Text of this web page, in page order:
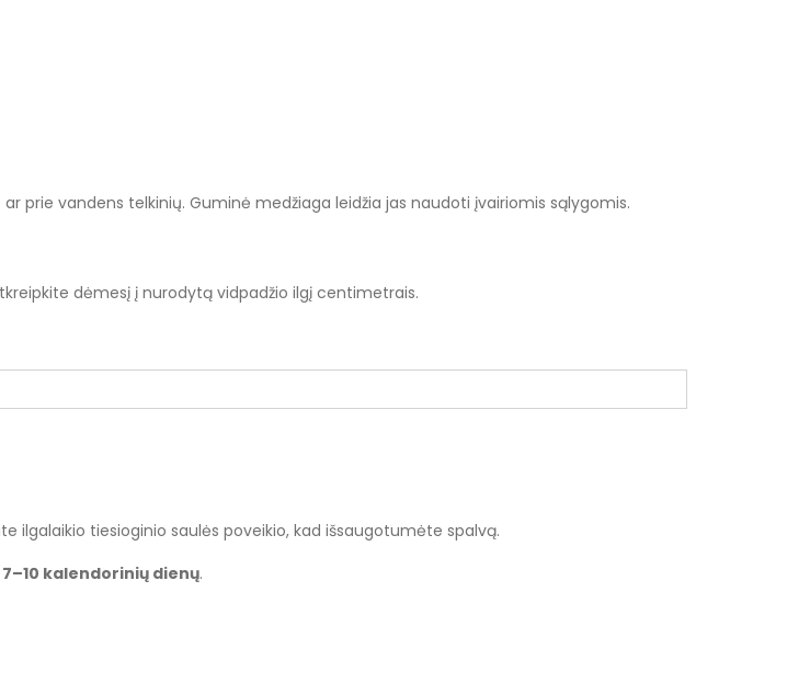
prie vandens telkinių. Guminė medžiaga leidžia jas naudoti įvairiomis sąlygomis.
dėmesį į nurodytą vidpadžio ilgį centimetrais.
ilgalaikio tiesioginio saulės poveikio, kad išsaugotumėte spalvą.
7–10 kalendorinių dienų.